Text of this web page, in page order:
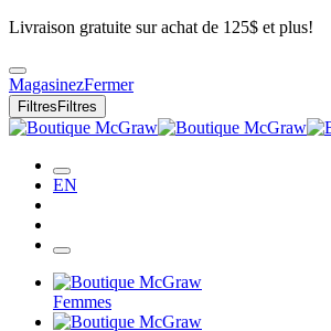
Livraison gratuite sur achat de 125$ et plus!
MagasinezFermer
Filtres Filtres
EN
Femmes